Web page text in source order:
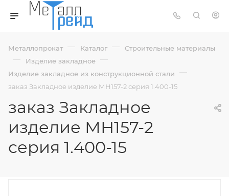
Металлопрокат — Каталог — Строительные материалы
— Изделие закладное —
Изделие закладное из конструкционной стали —
заказ Закладное изделие МН157-2 серия 1.400-15
заказ Закладное
изделие МН157-2
серия 1.400-15